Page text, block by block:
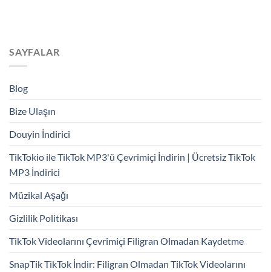
SAYFALAR
Blog
Bize Ulaşın
Douyin İndirici
TikTokio ile TikTok MP3'ü Çevrimiçi İndirin | Ücretsiz TikTok
MP3 İndirici
Müzikal Aşağı
Gizlilik Politikası
TikTok Videolarını Çevrimiçi Filigran Olmadan Kaydetme
SnapTik TikTok İndir: Filigran Olmadan TikTok Videolarını